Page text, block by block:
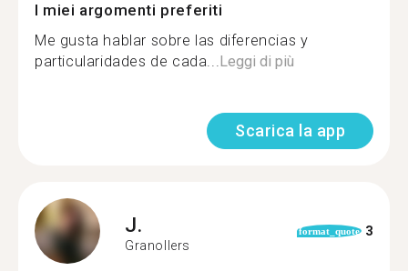
I miei argomenti preferiti
Me gusta hablar sobre las diferencias y
particularidades de cada...Leggi di più
Scarica la app
J.
Granollers
format_quote 3